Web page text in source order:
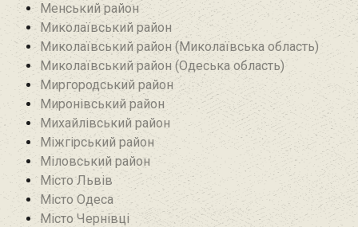
Менський район
Миколаївський район
Миколаївський район (Миколаївська область)
Миколаївський район (Одеська область)
Миргородський район
Миронівський район
Михайлівський район‎
Міжгірський район
Міловський район‎
Місто Львів
Місто Одеса
Місто Чернівці